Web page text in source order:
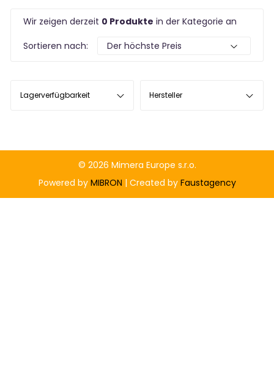
Wir zeigen derzeit 0 Produkte in der Kategorie an
Sortieren nach:
Lagerverfügbarkeit Hersteller
© 2026 Mimera Europe s.r.o.
Powered by MIBRON | Created by Faustagency